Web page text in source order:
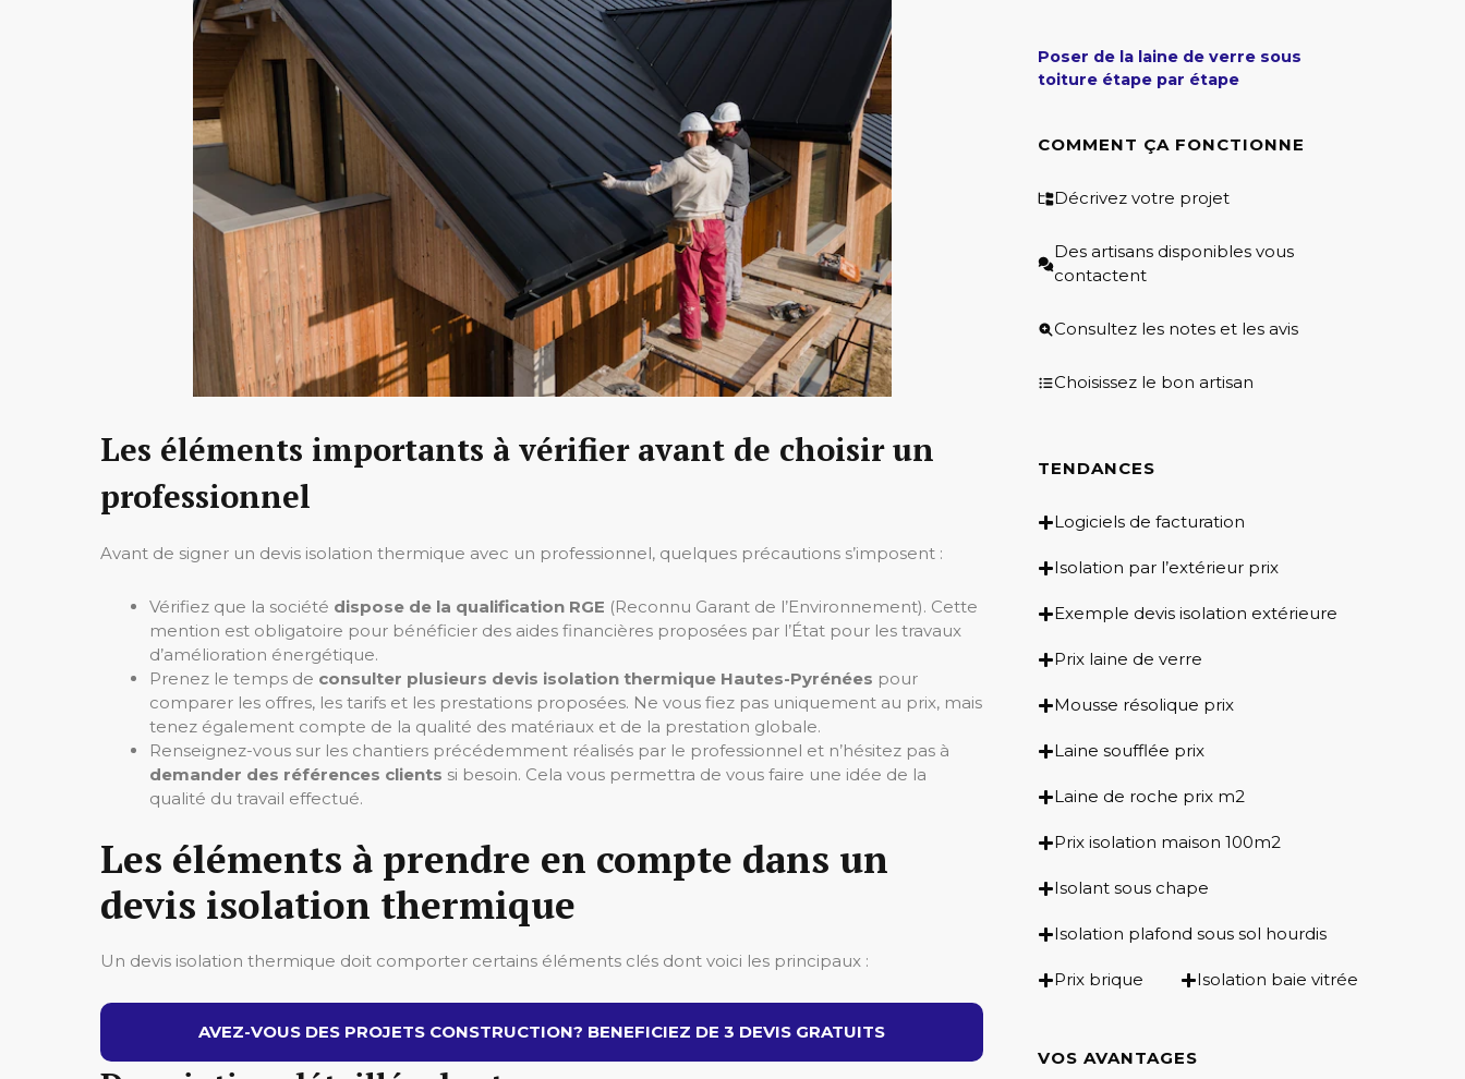
Les éléments importants à vérifier avant de choisir un
professionnel
Avant de signer un devis isolation thermique avec un professionnel, quelques précautions s’imposent :
Vérifiez que la société dispose de la qualification RGE (Reconnu Garant de l’Environnement). Cette
mention est obligatoire pour bénéficier des aides financières proposées par l’État pour les travaux
d’amélioration énergétique.
Prenez le temps de consulter plusieurs devis isolation thermique Hautes-Pyrénées pour
comparer les offres, les tarifs et les prestations proposées. Ne vous fiez pas uniquement au prix, mais
tenez également compte de la qualité des matériaux et de la prestation globale.
Renseignez-vous sur les chantiers précédemment réalisés par le professionnel et n’hésitez pas à
demander des références clients si besoin. Cela vous permettra de vous faire une idée de la
qualité du travail effectué.
Les éléments à prendre en compte dans un
devis isolation thermique
Un devis isolation thermique doit comporter certains éléments clés dont voici les principaux :
AVEZ-VOUS DES PROJETS CONSTRUCTION? BENEFICIEZ DE 3 DEVIS GRATUITS
Poser de la laine de verre sous
toiture étape par étape
COMMENT ÇA FONCTIONNE
Décrivez votre projet
Des artisans disponibles vous
contactent
Consultez les notes et les avis
Choisissez le bon artisan
TENDANCES
Logiciels de facturation
Isolation par l’extérieur prix
Exemple devis isolation extérieure
Prix laine de verre
Mousse résolique prix
Laine soufflée prix
Laine de roche prix m2
Prix isolation maison 100m2
Isolant sous chape
Isolation plafond sous sol hourdis
Prix brique Isolation baie vitrée
VOS AVANTAGES